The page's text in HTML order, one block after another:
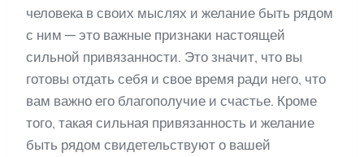
человека в своих мыслях и желание быть рядом
с ним — это важные признаки настоящей
сильной привязанности. Это значит, что вы
готовы отдать себя и свое время ради него, что
вам важно его благополучие и счастье. Кроме
того, такая сильная привязанность и желание
быть рядом свидетельствуют о вашей